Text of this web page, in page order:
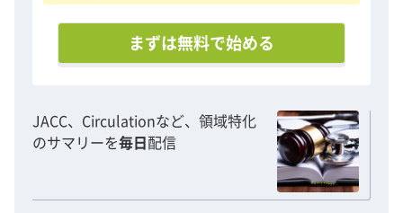
まずは無料で始める
JACC、Circulationなど、領域特化
のサマリーを毎日 配信